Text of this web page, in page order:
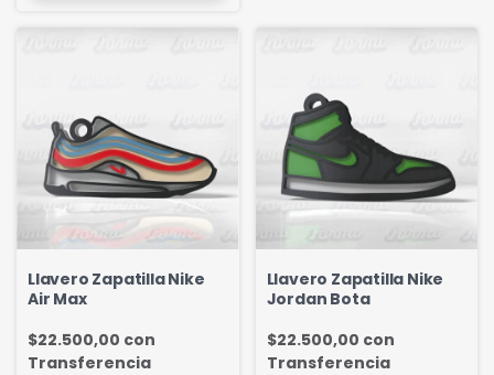
Llavero Zapatilla Nike
Air Max
$22.500,00 con
Transferencia
Llavero Zapatilla Nike
Jordan Bota
$22.500,00 con
Transferencia